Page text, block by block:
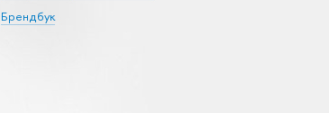
Брендбук